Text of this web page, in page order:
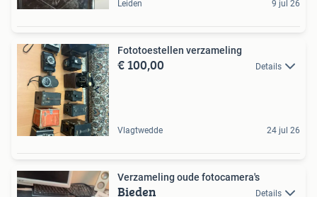
Leiden 9 jul 26
Fototoestellen verzameling
€ 100,00 Details
Vlagtwedde 24 jul 26
Verzameling oude fotocamera's
Bieden Details